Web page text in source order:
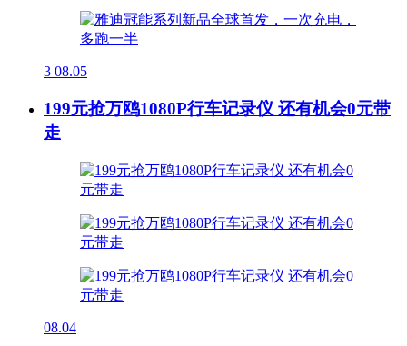
3 08.05
199元抢万鸥1080P行车记录仪 还有机会0元带
走
08.04